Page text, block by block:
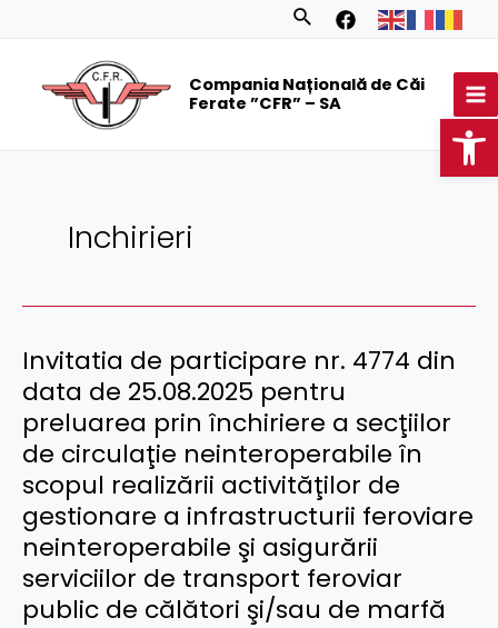
Search
Compania Națională de Căi
Ferate ”CFR” – SA
Inchirieri
Invitatia de participare nr. 4774 din
data de 25.08.2025 pentru
preluarea prin închiriere a secţiilor
de circulaţie neinteroperabile în
scopul realizării activităţilor de
gestionare a infrastructurii feroviare
neinteroperabile şi asigurării
serviciilor de transport feroviar
public de călători şi/sau de marfă